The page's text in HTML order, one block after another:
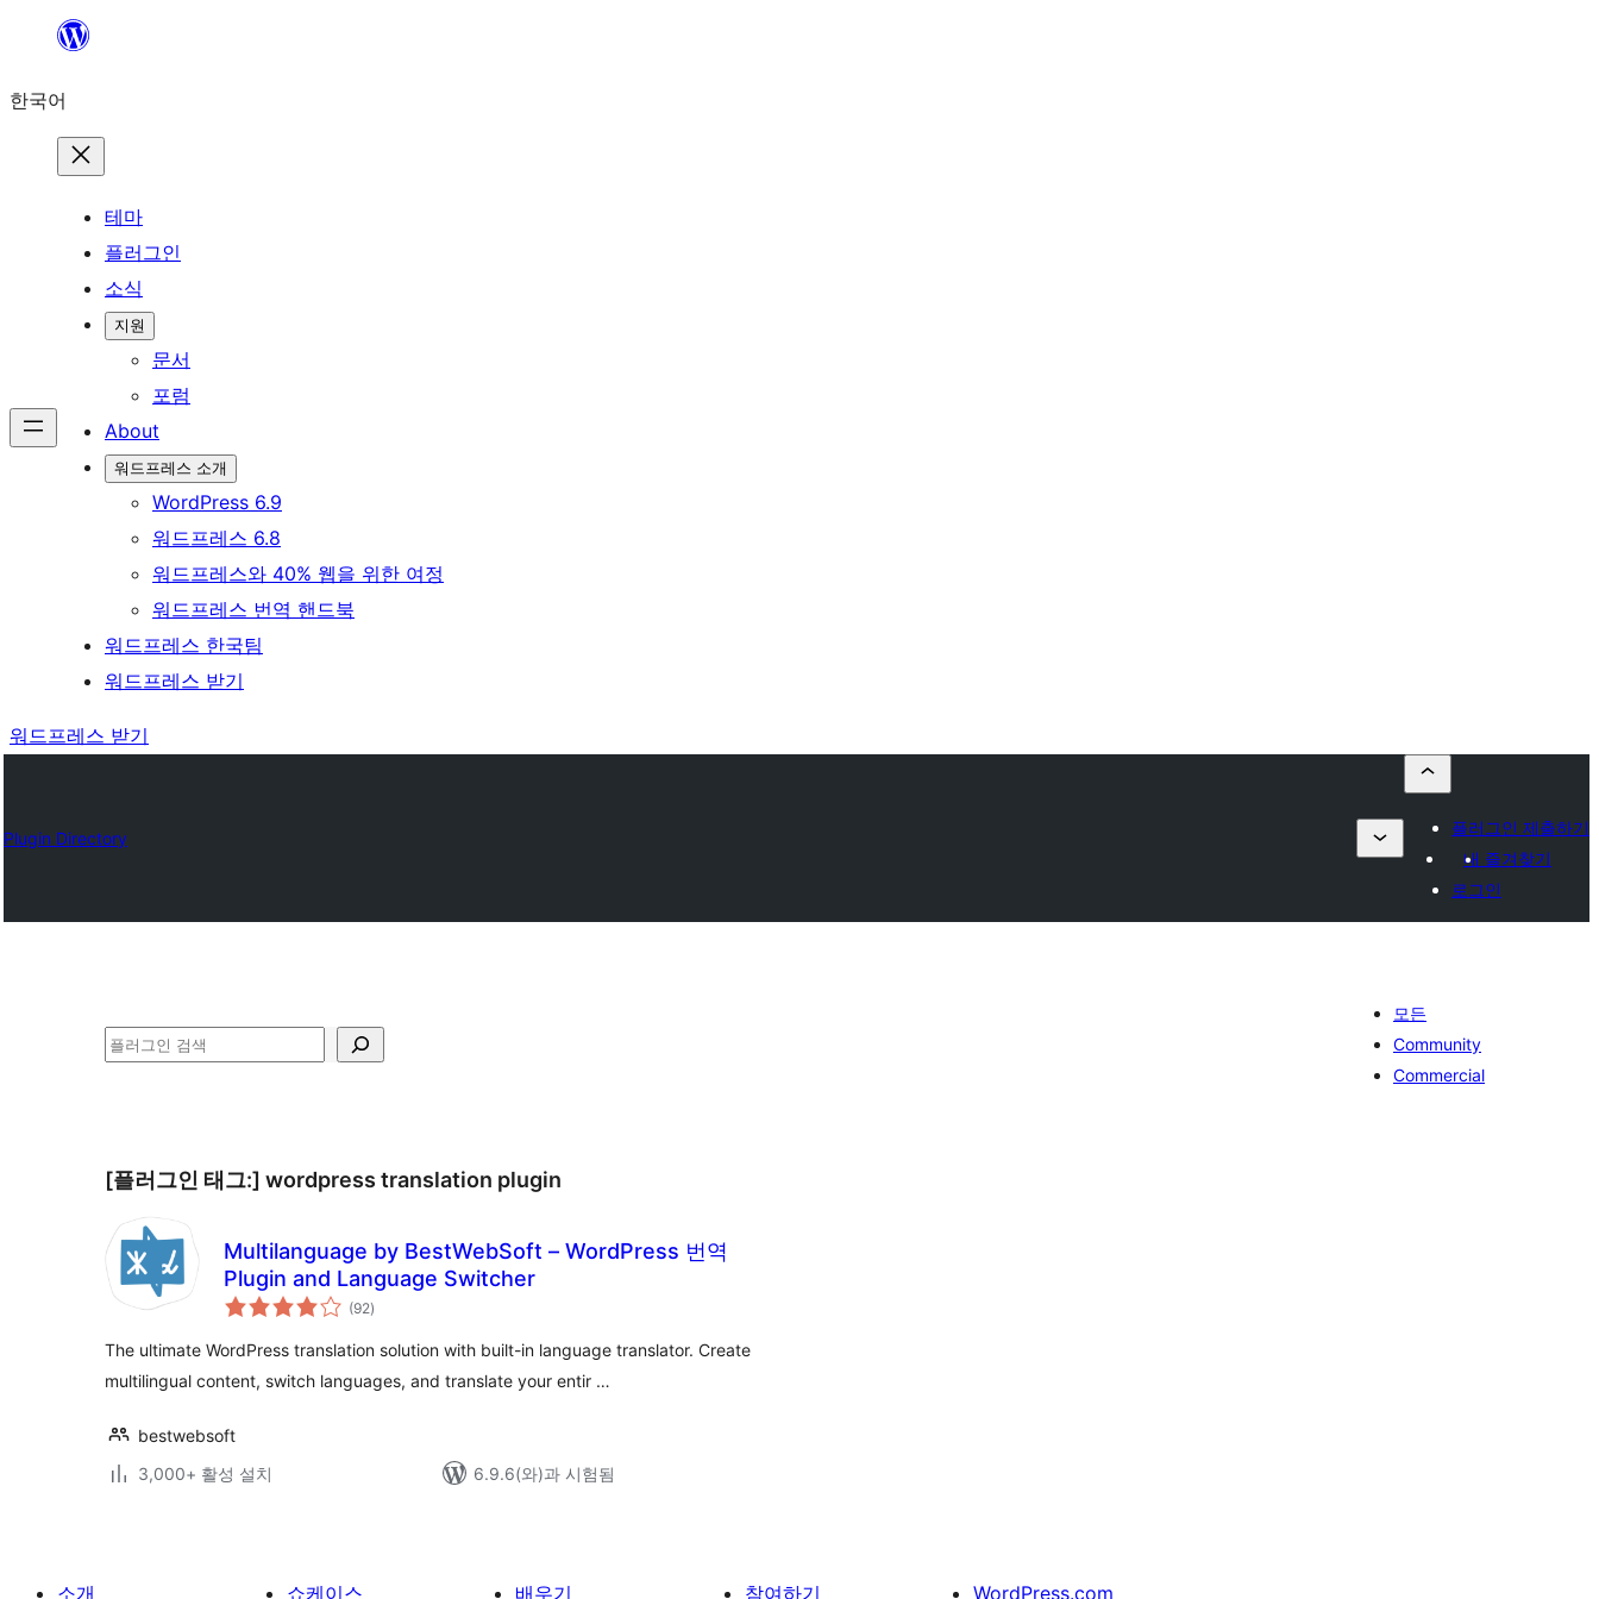
츠
한국어
테마
플러그인
소식
지원
문서
포럼
About
워드프레스 소개
WordPress 6.9
워드프레스 6.8
워드프레스와 40% 웹을 위한 여정
워드프레스 번역 핸드북
워드프레스 한국팀
워드프레스 받기
워드프레스 받기
Plugin Directory
플러그인 제출하기
내 즐겨찾기
로그인
검
모든
Community
Commercial
[플러그인 태그:] wordpress translation plugin
Multilanguage by BestWebSoft – WordPress 번역
Plugin and Language Switcher
(92전
체
점
)
The ultimate WordPress translation solution with built-in language translator. Create
multilingual content, switch languages, and translate your entir …
bestwebsoft
3,000+ 활성 설치
6.9.6(와)과 시험됨
소개 쇼케이스 배우기 참여하기 WordPress.com